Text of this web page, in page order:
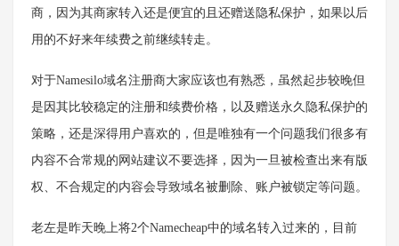
商，因为其商家转入还是便宜的且还赠送隐私保护，如果以后
用的不好来年续费之前继续转走。
对于Namesilo域名注册商大家应该也有熟悉，虽然起步较晚但
是因其比较稳定的注册和续费价格，以及赠送永久隐私保护的
策略，还是深得用户喜欢的，但是唯独有一个问题我们很多有
内容不合常规的网站建议不要选择，因为一旦被检查出来有版
权、不合规定的内容会导致域名被删除、账户被锁定等问题。
老左是昨天晚上将2个Namecheap中的域名转入过来的，目前